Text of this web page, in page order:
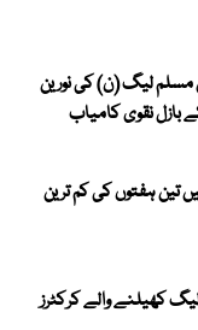
الیکشن ، ایل اے 27 میں مسلم لیگ (ن) کی نورین
تین ہفتوں کی کم ترین
کھیلنے والے کرکٹرز